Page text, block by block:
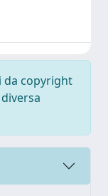
da copyright